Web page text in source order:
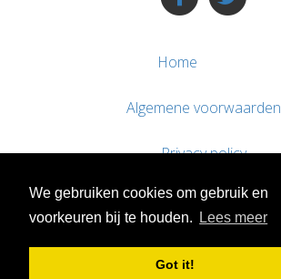
We gebruiken cookies om gebruik en
voorkeuren bij te houden.
Lees meer
Got it!
Home
Algemene voorwaarden
Privacy policy
Contact / Support